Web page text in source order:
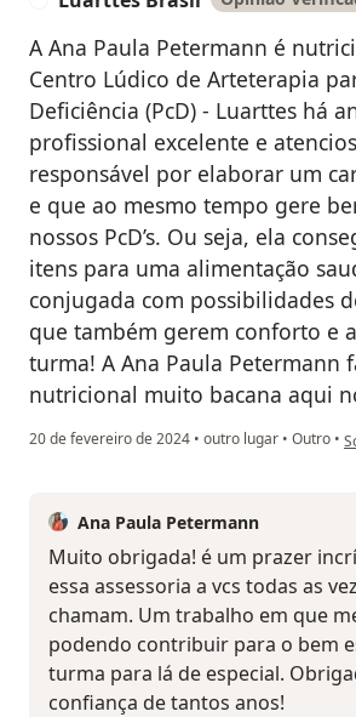
A Ana Paula Petermann é
Centro Lúdico de Arteterapia
Deficiência (PcD) - Luarttes há
profissional excelente e
responsável por elaborar um
e que ao mesmo tempo gere
nossos PcD’s. Ou seja, ela
itens para uma alimentação
conjugada com possibilidades
que também gerem conforto e
turma! A Ana Paula Petermann
nutricional muito bacana aqui
20 de fevereiro de 2024 • outro lugar • Outro •
Ana Paula Petermann
Muito obrigada! é um prazer
essa assessoria a vcs todas as
chamam. Um trabalho em que
podendo contribuir para o bem
turma para lá de especial.
confiança de tantos anos!